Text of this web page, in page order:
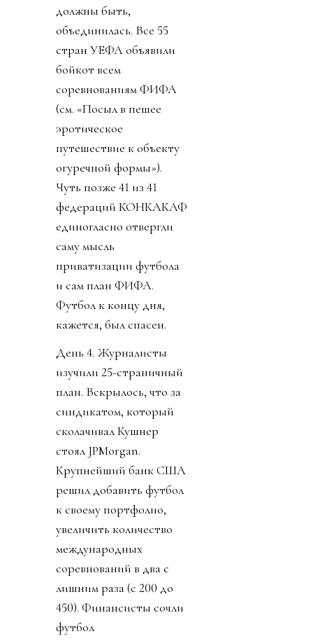
должны быть,
объединилась. Все 55
стран УЕФА объявили
бойкот всем
соревнованиям ФИФА
(см. «Посыл в пешее
эротическое
путешествие к объекту
огуречной формы»).
Чуть позже 41 из 41
федераций КОНКАКАФ
единогласно отвергли
саму мысль
приватизации футбола
и сам план ФИФА.
Футбол к концу дня,
кажется, был спасен.
День 4. Журналисты
изучили 25-страничный
план. Вскрылось, что за
синдикатом, который
сколачивал Кушнер
стоял JPMorgan.
Крупнейший банк США
решил добавить футбол
к своему портфолио,
увеличить количество
международных
соревнований в два с
лишним раза (с 200 до
450). Финансисты сочли
футбол